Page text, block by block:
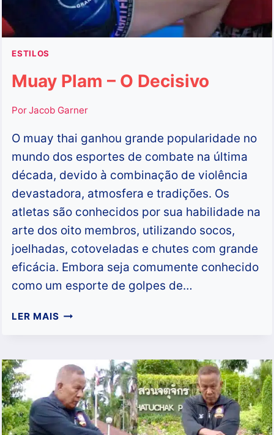
ESTILOS
Muay Plam – O Decisivo
PorJacob Garner
O muay thai ganhou grande popularidade no
mundo dos esportes de combate na última
década, devido à combinação de violência
devastadora, atmosfera e tradições. Os
atletas são conhecidos por sua habilidade na
arte dos oito membros, utilizando socos,
joelhadas, cotoveladas e chutes com grande
eficácia. Embora seja comumente conhecido
como um esporte de golpes de…
LER MAIS MUAY
DECISIVO